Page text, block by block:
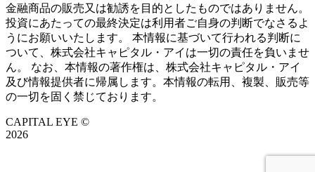
金融商品の販売又は勧誘を目的としたものではありません。
投資にあたっての最終決定は利用者ご自身の判断でなさるよ
うにお願いいたします。 本情報に基づいて行われる判断に
ついて、株式会社キャピタル・アイは一切の責任を負いませ
ん。 なお、本情報の著作権は、株式会社キャピタル・アイ
及び情報提供者に帰属します。本情報の転用、複製、販売等
の一切を固く禁じております。
CAPITAL EYE ©
2026